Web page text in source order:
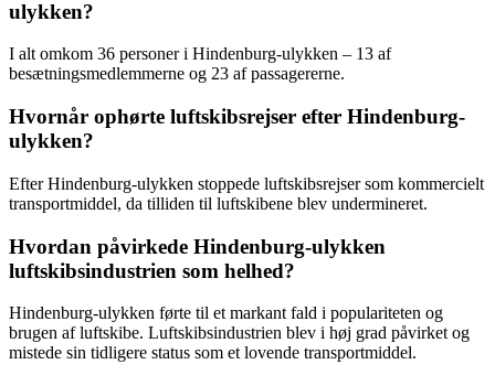
ulykken?
I alt omkom 36 personer i Hindenburg-ulykken – 13 af
besætningsmedlemmerne og 23 af passagererne.
Hvornår ophørte luftskibsrejser efter Hindenburg-
ulykken?
Efter Hindenburg-ulykken stoppede luftskibsrejser som kommercielt
transportmiddel, da tilliden til luftskibene blev undermineret.
Hvordan påvirkede Hindenburg-ulykken
luftskibsindustrien som helhed?
Hindenburg-ulykken førte til et markant fald i populariteten og
brugen af luftskibe. Luftskibsindustrien blev i høj grad påvirket og
mistede sin tidligere status som et lovende transportmiddel.